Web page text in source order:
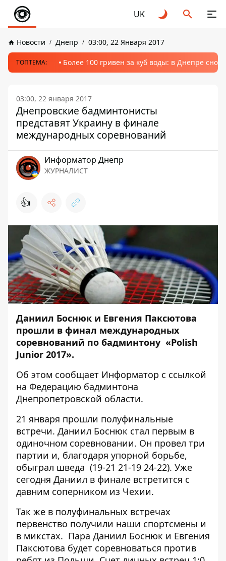
UK
Новости Днепр 03:00, 22 Января 2017
ТОПТЕМА: Более 100 гривен за куб воды: в Днепре
03:00, 22 января 2017
Днепровские бадминтонисты
представят Украину в финале
международных соревнований
Информатор Днепр
ЖУРНАЛИСТ
👍
Даниил Боснюк и Евгения Паксютова
прошли в финал международных
соревнований по бадминтону «Polish
Junior 2017».
Об этом сообщает Информатор с ссылкой
на Федерацию бадминтона
Днепропетровской области.
21 января прошли полуфинальные
встречи. Даниил Боснюк стал первым в
одиночном соревновании. Он провел три
партии и, благодаря упорной борьбе,
обыграл шведа (19-21 21-19 24-22). Уже
сегодня Даниил в финале встретится с
давним соперником из Чехии.
Так же в полуфинальных встречах
первенство получили наши спортсмены и
в микстах. Пара Даниил Боснюк и Евгения
Паксютова будет соревноваться против